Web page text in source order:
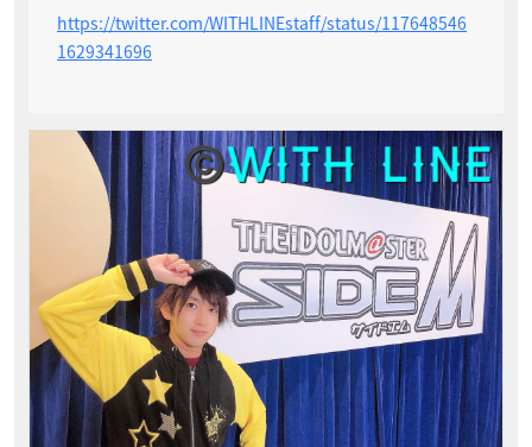
https://twitter.com/WITHLINEstaff/status/117648546
1629341696